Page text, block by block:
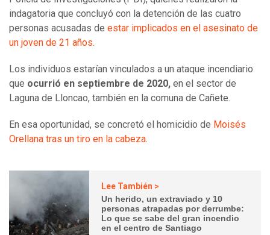
indagatoria que concluyó con la detención de las cuatro
personas acusadas de estar implicados en el asesinato de
un joven de 21 años.
Los individuos estarían vinculados a un ataque incendiario
que ocurrió en septiembre de 2020, en el sector de
Laguna de Lloncao, también en la comuna de Cañete.
En esa oportunidad, se concretó el homicidio de Moisés
Orellana tras un tiro en la cabeza.
Lee También >
Un herido, un extraviado y 10
personas atrapadas por derrumbe:
Lo que se sabe del gran incendio
en el centro de Santiago